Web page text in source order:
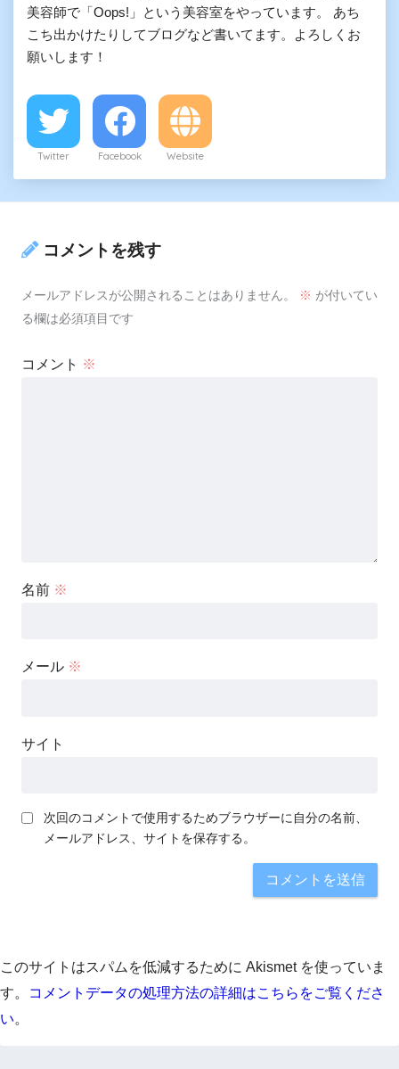
美容師で「Oops!」という美容室をやっています。 あち
こち出かけたりしてブログなど書いてます。よろしくお
願いします！
Twitter Facebook Website
コメントを残す
メールアドレスが公開されることはありません。 ※ が付いてい
る欄は必須項目です
コメント ※
名前 ※
メール ※
サイト
次回のコメントで使用するためブラウザーに自分の名前、
メールアドレス、サイトを保存する。
このサイトはスパムを低減するために Akismet を使っていま
す。
コメントデータの処理方法の詳細はこちらをご覧くださ
い。